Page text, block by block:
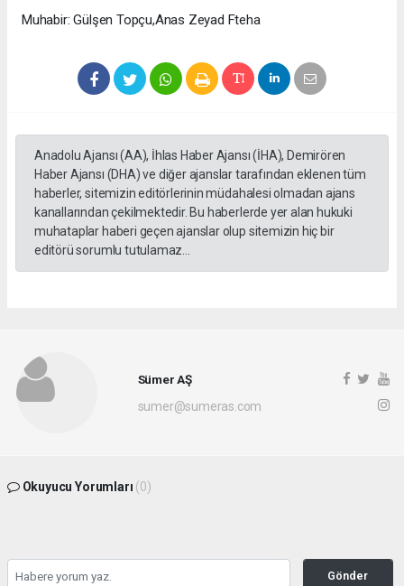
Muhabir: Gülşen Topçu,Anas Zeyad Fteha
Anadolu Ajansı (AA), İhlas Haber Ajansı (İHA), Demirören
Haber Ajansı (DHA) ve diğer ajanslar tarafından eklenen tüm
haberler, sitemizin editörlerinin müdahalesi olmadan ajans
kanallarından çekilmektedir. Bu haberlerde yer alan hukuki
muhataplar haberi geçen ajanslar olup sitemizin hiç bir
editörü sorumlu tutulamaz...
Sümer AŞ
sumer@sumeras.com
Okuyucu Yorumları (0)
Gönder